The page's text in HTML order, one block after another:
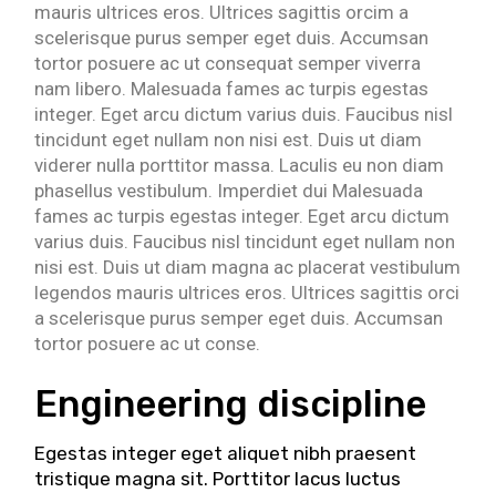
mauris ultrices eros. Ultrices sagittis orcim a
scelerisque purus semper eget duis. Accumsan
tortor posuere ac ut consequat semper viverra
nam libero. Malesuada fames ac turpis egestas
integer. Eget arcu dictum varius duis. Faucibus nisl
tincidunt eget nullam non nisi est. Duis ut diam
viderer nulla porttitor massa. Laculis eu non diam
phasellus vestibulum. Imperdiet dui Malesuada
fames ac turpis egestas integer. Eget arcu dictum
varius duis. Faucibus nisl tincidunt eget nullam non
nisi est. Duis ut diam magna ac placerat vestibulum
legendos mauris ultrices eros. Ultrices sagittis orci
a scelerisque purus semper eget duis. Accumsan
tortor posuere ac ut conse.
Engineering discipline
Egestas integer eget aliquet nibh praesent
tristique magna sit. Porttitor lacus luctus